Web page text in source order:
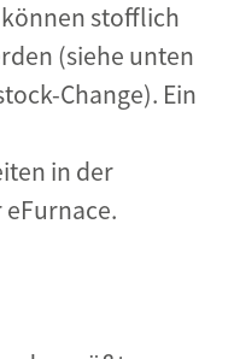
stofflich
(siehe unten
Change). Ein
in der